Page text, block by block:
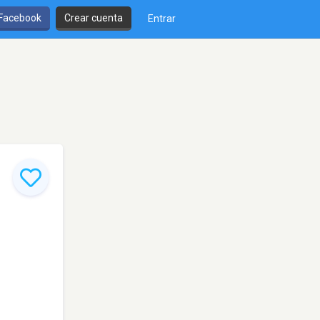
Crear cuenta Entrar